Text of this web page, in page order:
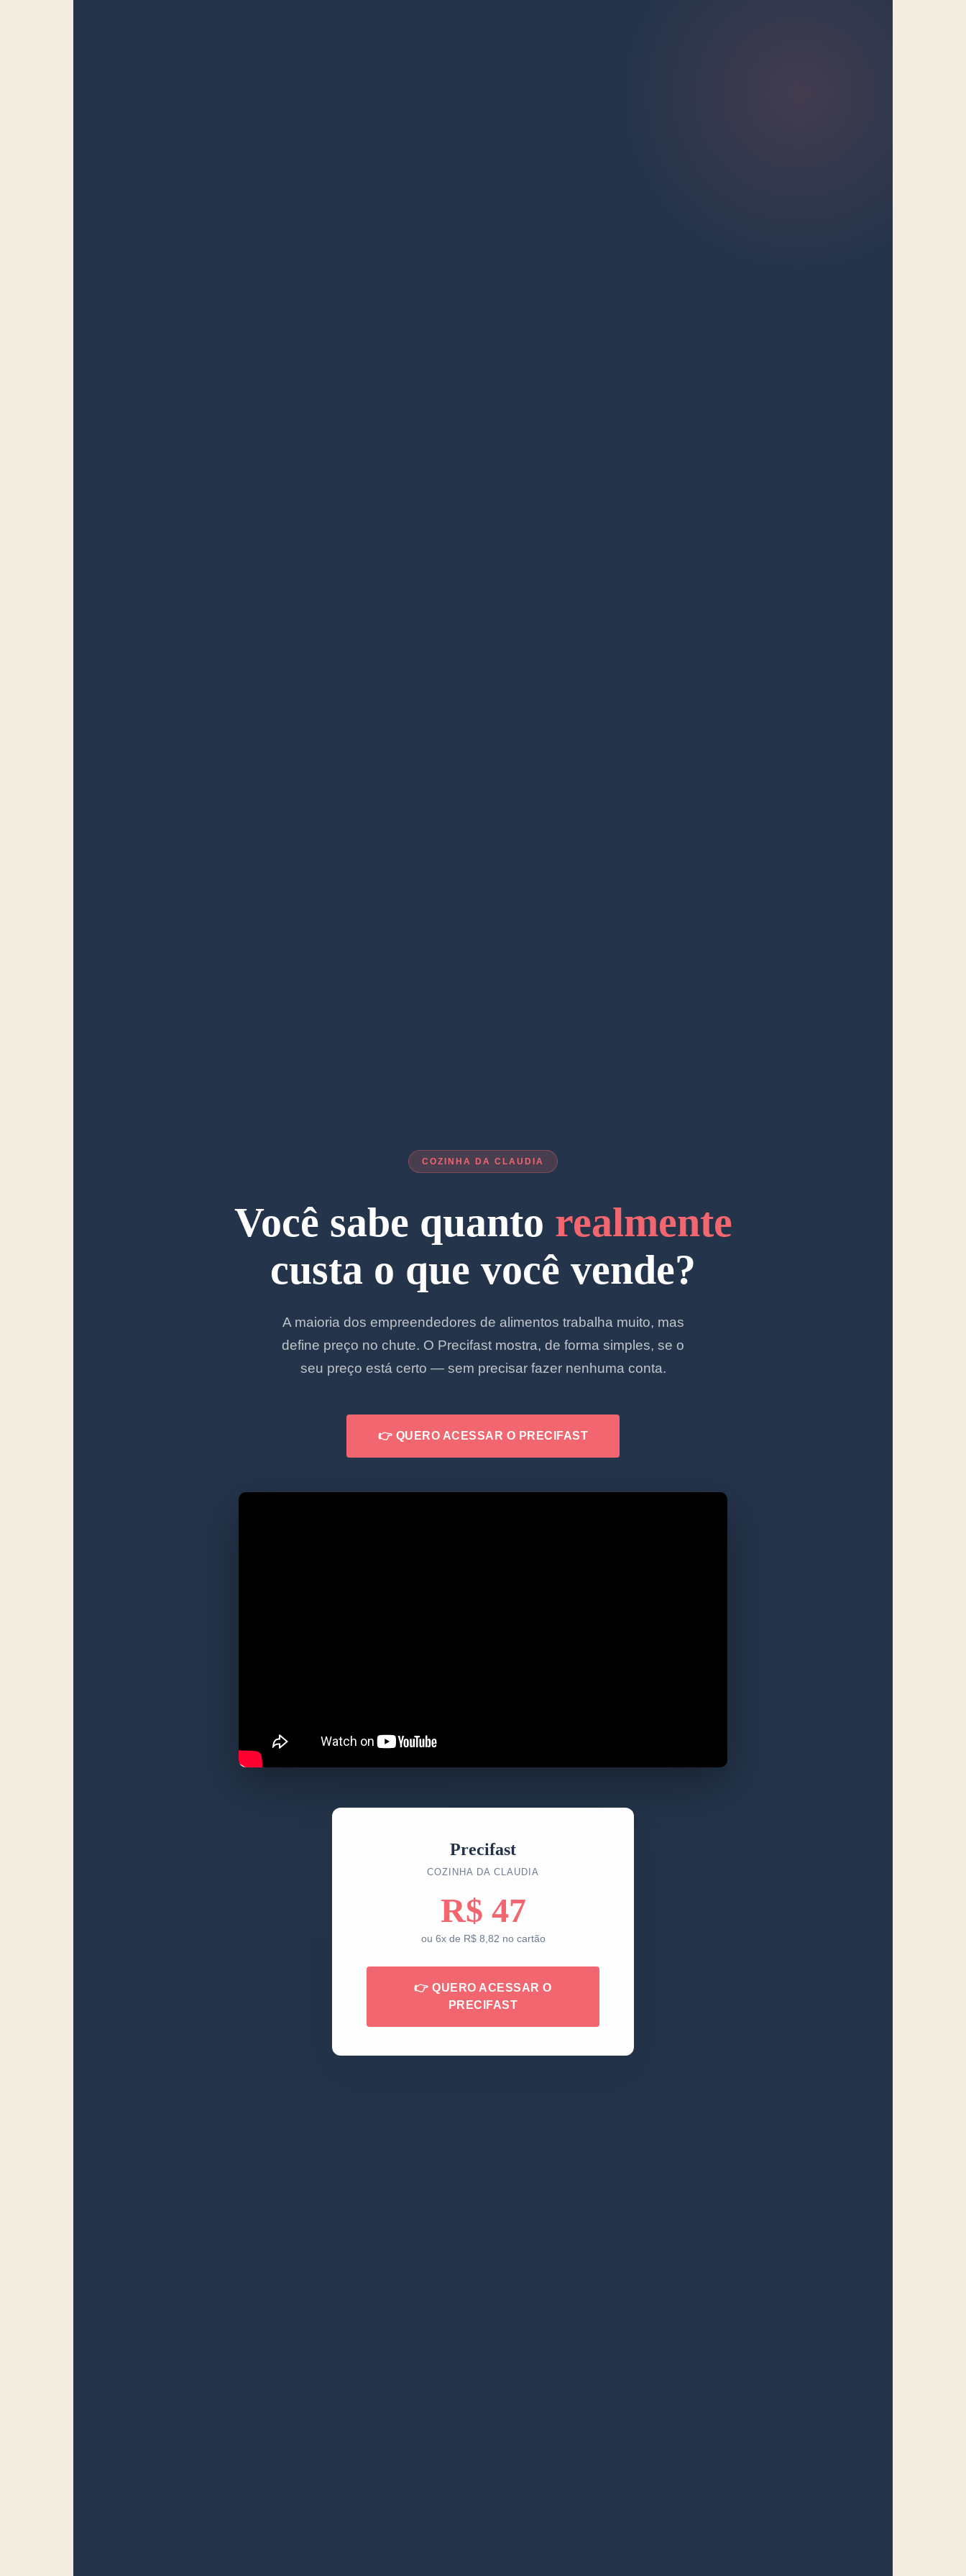
COZINHA DA CLAUDIA
Você sabe quanto realmente
custa o que você vende?
A maioria dos empreendedores de alimentos trabalha muito, mas
define preço no chute. O Precifast mostra, de forma simples, se o
seu preço está certo — sem precisar fazer nenhuma conta.
👉 QUERO ACESSAR O PRECIFAST
Precifast
COZINHA DA CLAUDIA
R$ 47
ou 6x de R$ 8,82 no cartão
👉 QUERO ACESSAR O
PRECIFAST